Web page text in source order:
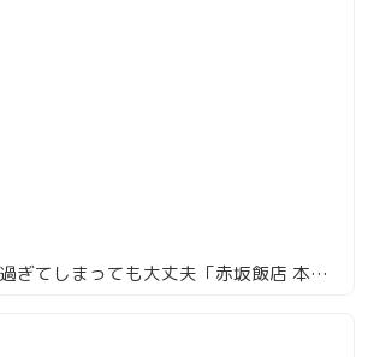
ランチタイムを過ぎてしまっても大丈夫「赤坂飯店 本店」